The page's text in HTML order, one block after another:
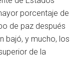
porcentaje de
de paz después
bajó, y mucho, los
de la